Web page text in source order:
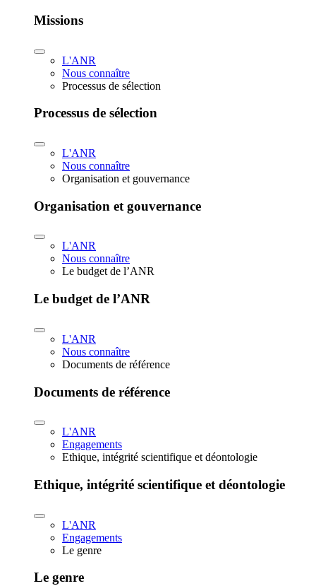
Missions
L'ANR
Nous connaître
Processus de sélection
Processus de sélection
L'ANR
Nous connaître
Organisation et gouvernance
Organisation et gouvernance
L'ANR
Nous connaître
Le budget de l’ANR
Le budget de l’ANR
L'ANR
Nous connaître
Documents de référence
Documents de référence
L'ANR
Engagements
Ethique, intégrité scientifique et déontologie
Ethique, intégrité scientifique et déontologie
L'ANR
Engagements
Le genre
Le genre